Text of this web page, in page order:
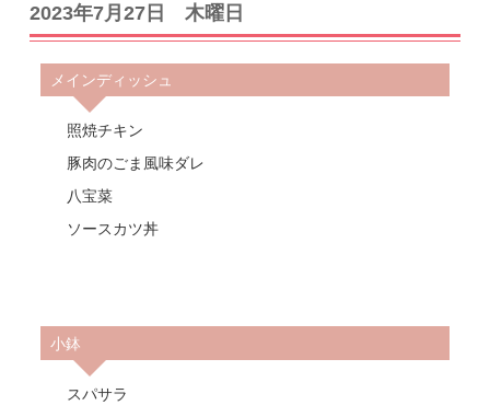
2023年7月27日 木曜日
メインディッシュ
照焼チキン
豚肉のごま風味ダレ
八宝菜
ソースカツ丼
小鉢
スパサラ